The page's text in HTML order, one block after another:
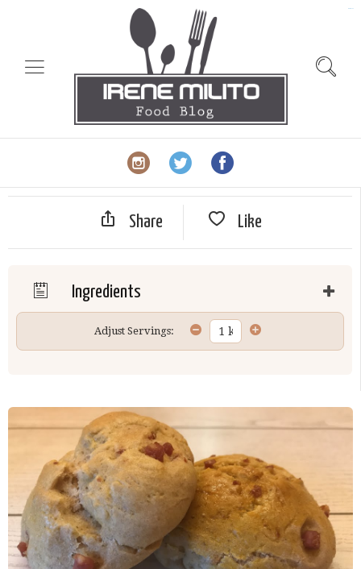
Share Like
Ingredients
Adjust Servings: